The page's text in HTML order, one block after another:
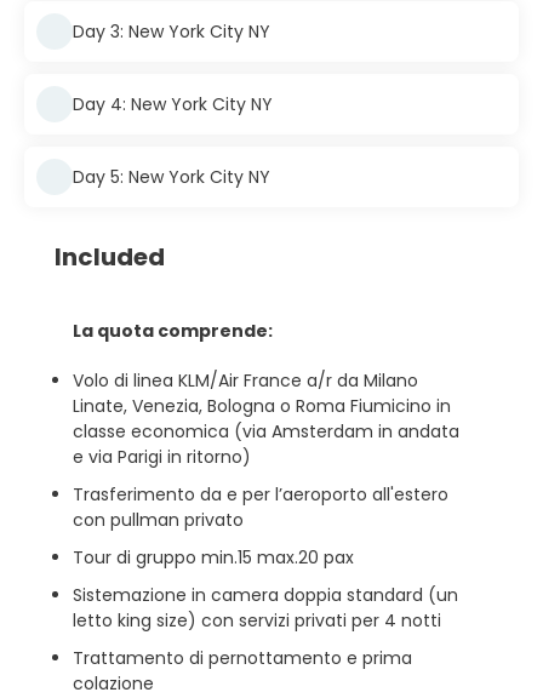
Day 3: New York City NY
Day 4: New York City NY
Day 5: New York City NY
Included
La quota comprende:
Volo di linea KLM/Air France a/r da Milano
Linate, Venezia, Bologna o Roma Fiumicino in
classe economica (via Amsterdam in andata
e via Parigi in ritorno)
Trasferimento da e per l’aeroporto all'estero
con pullman privato
Tour di gruppo min.15 max.20 pax
Sistemazione in camera doppia standard (un
letto king size) con servizi privati per 4 notti
Trattamento di pernottamento e prima
colazione